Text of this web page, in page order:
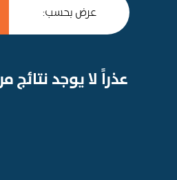
عرض بحسب:
عذراً لا يوجد نتائج